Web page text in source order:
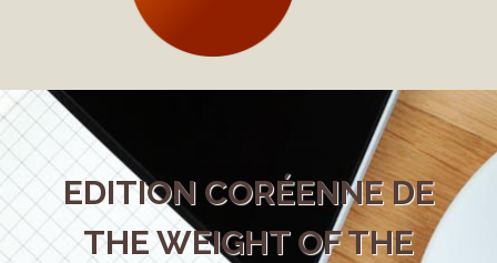
EDITION CORÉENNE DE
THE WEIGHT OF THE